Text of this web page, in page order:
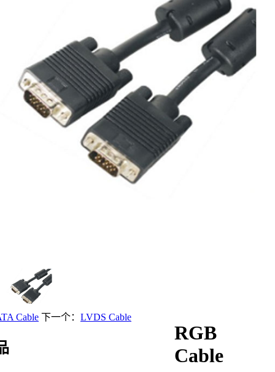
RGB
Cable
Cable 下一个： LVDS Cable